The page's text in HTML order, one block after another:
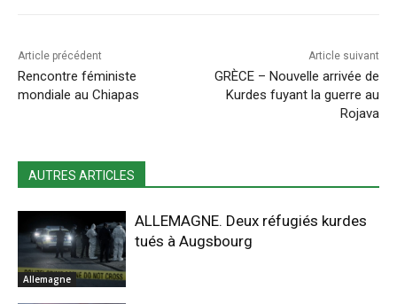
Article précédent
Rencontre féministe
mondiale au Chiapas
Article suivant
GRÈCE – Nouvelle arrivée de
Kurdes fuyant la guerre au
Rojava
AUTRES ARTICLES
Allemagne
ALLEMAGNE. Deux réfugiés kurdes
tués à Augsbourg